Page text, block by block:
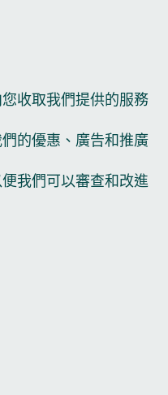
收取我們提供的服務
的優惠、廣告和推廣
我們可以審查和改進